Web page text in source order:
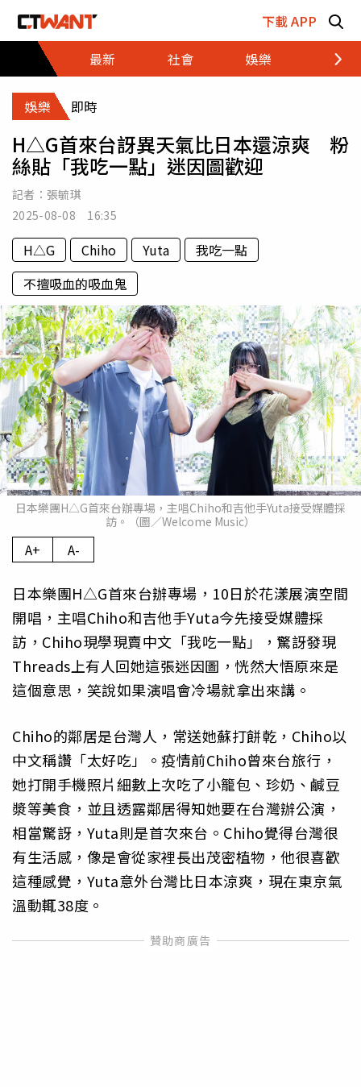
下載 APP
最新
社會 娛樂 財經
娛樂 即時
H△G首來台訝異天氣比日本還涼爽 粉
絲貼「我吃一點」迷因圖歡迎
記者： 張毓琪
2025-08-08 16:35
H△G Chiho Yuta
我吃一點
不擅吸血的吸血鬼
日本樂團H△G首來台辦專場，主唱Chiho和吉他手Yuta接受媒體採
訪。（圖／Welcome Music）
A+ A-
日本樂團H△G首來台辦專場，10日於花漾展演空間
開唱，主唱Chiho和吉他手Yuta今先接受媒體採
訪，Chiho現學現賣中文「我吃一點」，驚訝發現
Threads上有人回她這張迷因圖，恍然大悟原來是
這個意思，笑說如果演唱會冷場就拿出來講。
Chiho的鄰居是台灣人，常送她蘇打餅乾，Chiho以
中文稱讚「太好吃」。疫情前Chiho曾來台旅行，
她打開手機照片細數上次吃了小籠包、珍奶、鹹豆
漿等美食，並且透露鄰居得知她要在台灣辦公演，
相當驚訝，Yuta則是首次來台。Chiho覺得台灣很
有生活感，像是會從家裡長出茂密植物，他很喜歡
這種感覺，Yuta意外台灣比日本涼爽，現在東京氣
溫動輒38度。